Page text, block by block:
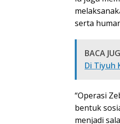
serta
BACA
Di Tiyuh
“Operasi
bentuk
menjadi